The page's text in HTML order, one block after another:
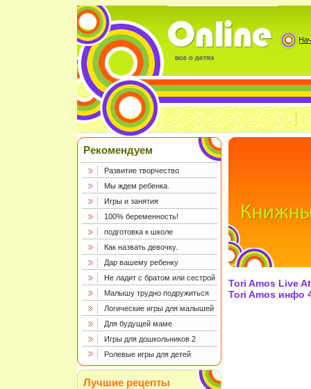
Рекомендуем
Развитие творчество
Мы ждем ребенка.
Игры и занятия
100% беременность!
подготовка к школе
Как назвать девочку.
Дар вашему ребенку
Не ладит с братом или сестрой
Малышу трудно подружиться
Логические игры для малышей
Для будущей маме
Игры для дошкольников 2
Ролевые игры для детей
Лучшие рецепты
Tori Amos Live
Tori Amos инфо